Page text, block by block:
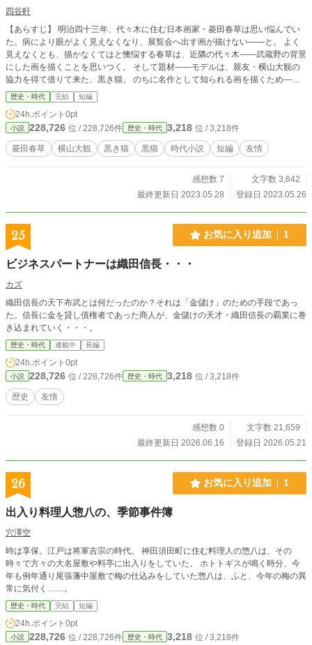
四谷軒
【あらすじ】 明治四十三年、代々木に住む日本画家・菱田春草は思い悩んでい
た。病により眼がよく見えなくなり、展覧会へ出す画が描けない――と。 よく
見えなくとも、描かなくてはと懊悩する春草は、近隣の代々木――武蔵野の背景
にした画を描くことを思いつく。 そして題材――モデルは、親友・横山大観の
協力を得て借りて来た、黒き猫。 のちに名作として知られる画を描くため――
春草は筆を握った。
歴史・時代 完結 短編
24h.ポイント 0pt
小説 228,726 位 / 228,726件 歴史・時代 3,218 位 / 3,218件
菱田春草 横山大観 黒き猫 黒猫 時代小説 短編 友情
感想数 7
文字数 3,642
最終更新日 2023.05.28
登録日 2023.05.26
25 お気に入り追加 1
ビジネスパートナーは織田信長・・・
カズ
織田信長の天下布武とは何だったのか？それは「金儲け」のための手段であっ
た。信長に金を貸し債権者であった商人が、金儲けの天才・織田信長の覇業に巻
き込まれていく・・・。
歴史・時代 連載中 長編
24h.ポイント 0pt
小説 228,726 位 / 228,726件 歴史・時代 3,218 位 / 3,218件
歴史 友情
感想数 0
文字数 21,659
最終更新日 2026.06.16
登録日 2026.05.21
26 お気に入り追加 1
出入り料理人惣八の、季節事件簿
穴澤空
時は享保。江戸は将軍吉宗の時代。 神田須田町に住む料理人の惣八は、その
時々で方々の大名屋敷や料亭に出入りをしていた。 ホトトギスが鳴く時分、今
年も例年通り尾張藩中屋敷で梅の仕込みをしていた惣八は、ふと、今年の梅の異
常に気付く……。
歴史・時代 完結 短編
24h.ポイント 0pt
小説 228,726 位 / 228,726件 歴史・時代 3,218 位 / 3,218件